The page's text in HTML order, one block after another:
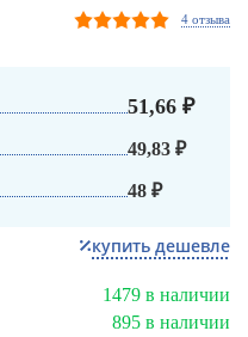
4 отзыва
51,66 ₽
49,83 ₽
48 ₽
купить дешевле
1479 в наличии
895 в наличии